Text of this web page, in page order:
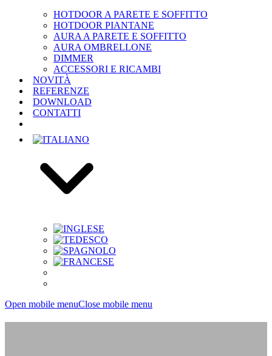
HOTDOOR A PARETE E SOFFITTO
HOTDOOR PIANTANE
AURA A PARETE E SOFFITTO
AURA OMBRELLONE
DIMMER
ACCESSORI E RICAMBI
NOVITÀ
REFERENZE
DOWNLOAD
CONTATTI
Open mobile menuClose mobile menu